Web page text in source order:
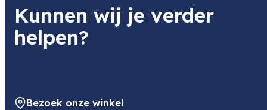
Kunnen wij je verder
helpen?
Bezoek onze winkel